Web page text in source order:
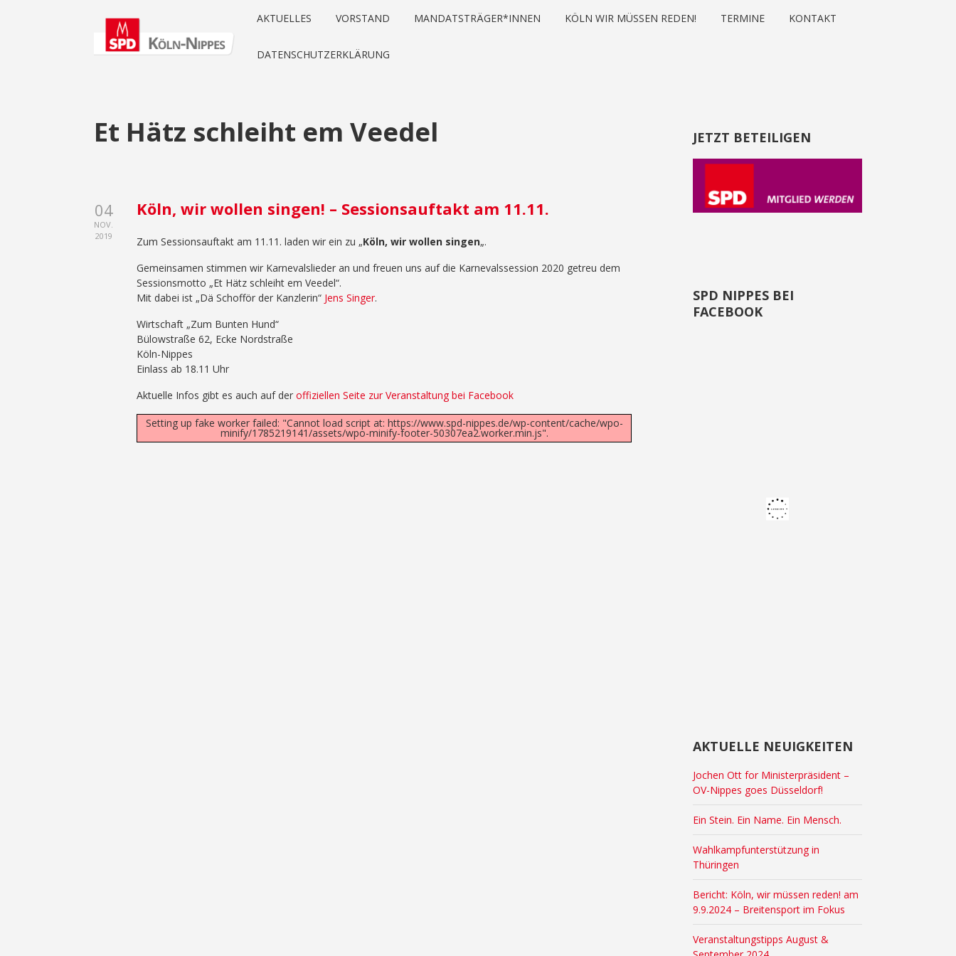
AKTUELLES VORSTAND MANDATSTRÄGER*INNEN KÖLN WIR MÜSSEN REDEN! TERMINE KONTAKT
DATENSCHUTZERKLÄRUNG
Et Hätz schleiht em Veedel
04
NOV.
2019
Köln, wir wollen singen! – Sessionsauftakt am 11.11.
Zum Sessionsauftakt am 11.11. laden wir ein zu „Köln, wir wollen singen„.
Gemeinsamen stimmen wir Karnevalslieder an und freuen uns auf die Karnevalssession 2020 getreu dem
Sessionsmotto „Et Hätz schleiht em Veedel“.
Mit dabei ist „Dä Schofför der Kanzlerin“ Jens Singer.
Wirtschaft „Zum Bunten Hund“
Bülowstraße 62, Ecke Nordstraße
Köln-Nippes
Einlass ab 18.11 Uhr
Aktuelle Infos gibt es auch auf der offiziellen Seite zur Veranstaltung bei Facebook
Setting up fake worker failed: "Cannot load script at: https://www.spd-nippes.de/wp-content/cache/wpo-
minify/1785219141/assets/wpo-minify-footer-50307ea2.worker.min.js".
JETZT BETEILIGEN
SPD NIPPES BEI
FACEBOOK
AKTUELLE NEUIGKEITEN
Jochen Ott for Ministerpräsident –
OV-Nippes goes Düsseldorf!
Ein Stein. Ein Name. Ein Mensch.
Wahlkampfunterstützung in
Thüringen
Bericht: Köln, wir müssen reden! am
9.9.2024 – Breitensport im Fokus
Veranstaltungstipps August &